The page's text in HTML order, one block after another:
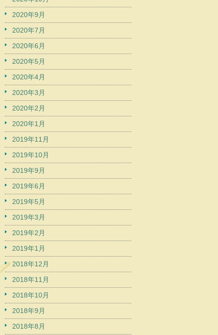
2020年9月
2020年7月
2020年6月
2020年5月
2020年4月
2020年3月
2020年2月
2020年1月
2019年11月
2019年10月
2019年9月
2019年6月
2019年5月
2019年3月
2019年2月
2019年1月
2018年12月
2018年11月
2018年10月
2018年9月
2018年8月